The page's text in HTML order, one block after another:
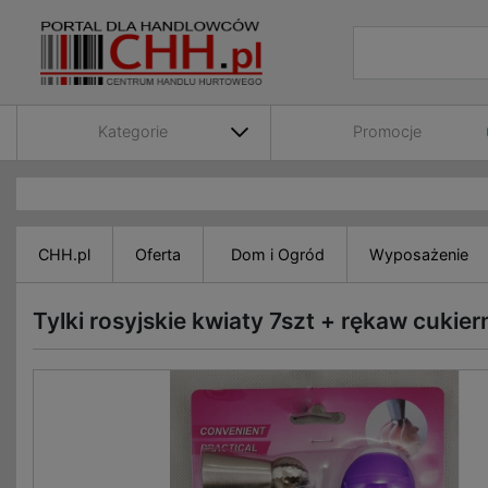
Kategorie Promocje
CHH.pl Oferta Dom i Ogród Wyposażenie
Tylki rosyjskie kwiaty 7szt + rękaw